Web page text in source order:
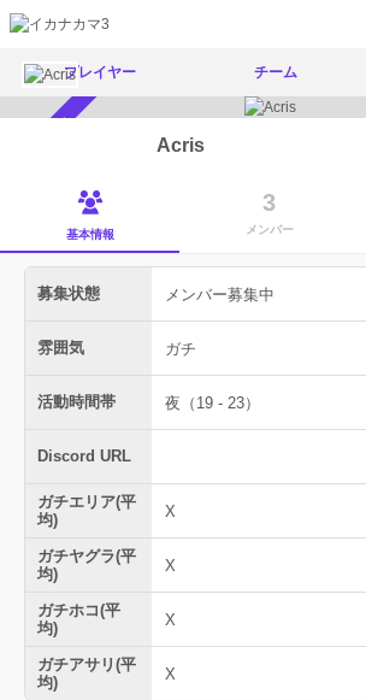
プレイヤー チーム
Acris
基本情報
3
メンバー
募集状態 メンバー募集中
雰囲気 ガチ
活動時間帯 夜（19 - 23）
Discord URL
ガチエリア(平
均)
X
ガチヤグラ(平
均)
X
ガチホコ(平
均)
X
ガチアサリ(平
均)
X